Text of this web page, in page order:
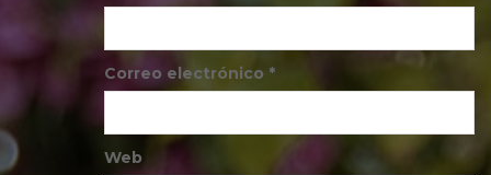
Correo electrónico *
Web